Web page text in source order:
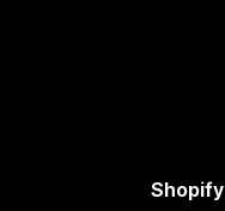
Shopify